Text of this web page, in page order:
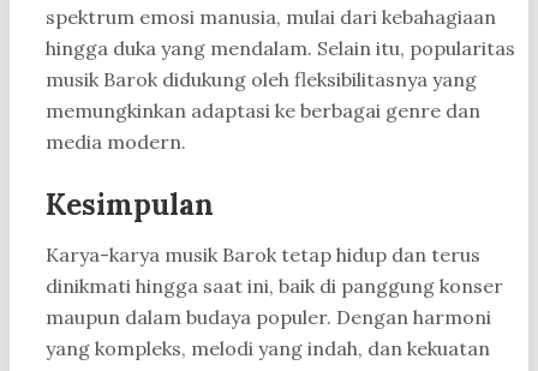
spektrum emosi manusia, mulai dari kebahagiaan
hingga duka yang mendalam. Selain itu, popularitas
musik Barok didukung oleh fleksibilitasnya yang
memungkinkan adaptasi ke berbagai genre dan
media modern.
Kesimpulan
Karya-karya musik Barok tetap hidup dan terus
dinikmati hingga saat ini, baik di panggung konser
maupun dalam budaya populer. Dengan harmoni
yang kompleks, melodi yang indah, dan kekuatan